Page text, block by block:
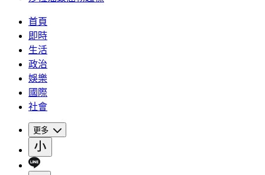
首頁
即時
生活
政治
娛樂
國際
社會
更多